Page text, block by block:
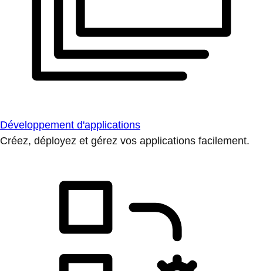
Développement d'applications
Créez, déployez et gérez vos applications facilement.